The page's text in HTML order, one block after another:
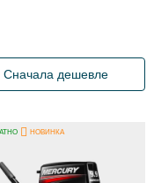
Сначала дешевле
НОВИНКА